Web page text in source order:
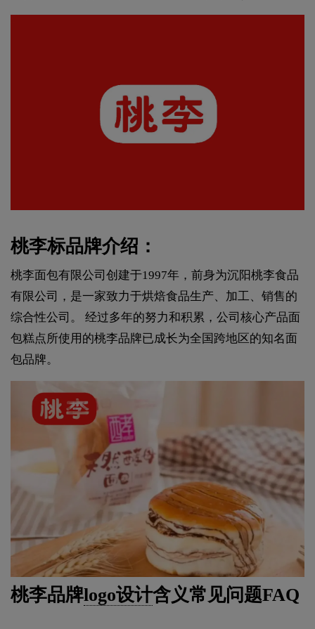
桃李标品牌介绍：
桃李面包有限公司创建于1997年，前身为沉阳桃李食品
有限公司，是一家致力于烘焙食品生产、加工、销售的
综合性公司。 经过多年的努力和积累，公司核心产品面
包糕点所使用的桃李品牌已成长为全国跨地区的知名面
包品牌。
桃李品牌logo设计含义常见问题FAQ